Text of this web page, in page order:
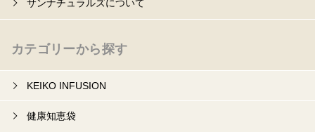
サンナチュラルズについて
カテゴリーから探す
KEIKO INFUSION
健康知恵袋